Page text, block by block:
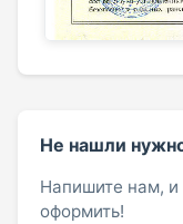
Не нашли
Напишите нам,
оформить!